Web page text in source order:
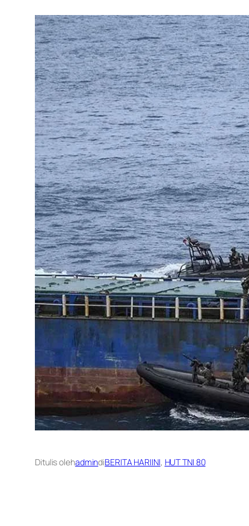
Ditulis olehadmindiBERITA HARIINI, HUT TNI 80